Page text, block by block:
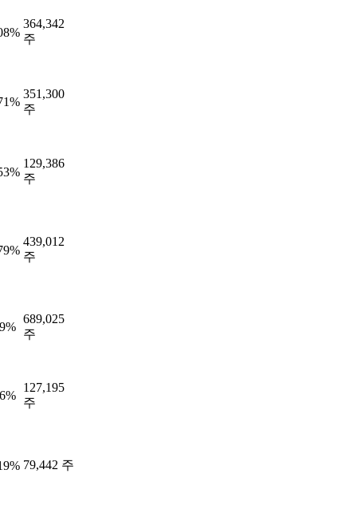
364,342
주
351,300
주
129,386
주
439,012
주
689,025
주
127,195
주
79,442 주